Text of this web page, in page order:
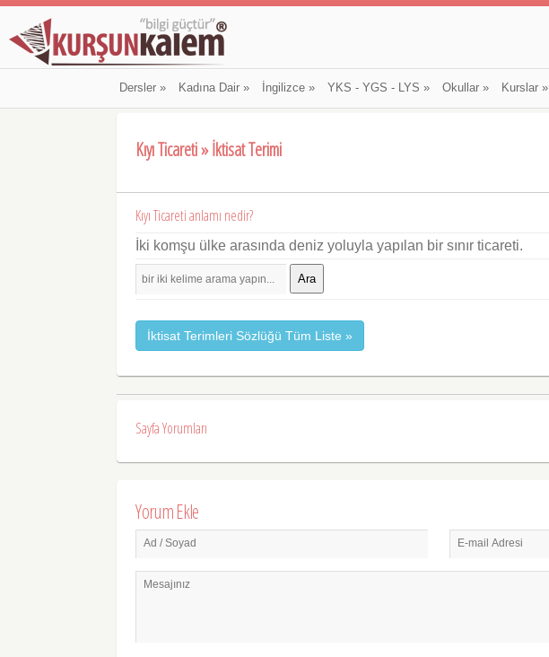
Dersler» Kadına Dair» İngilizce» YKS - YGS - LYS » Okullar» Kurslar»
Kıyı Ticareti » İktisat Terimi
Kıyı Ticareti anlamı nedir?
İki komşu ülke arasında deniz yoluyla yapılan bir sınır ticareti.
Ara
İktisat Terimleri Sözlüğü Tüm Liste »
Sayfa Yorumları
Yorum Ekle
Ad / Soyad E-mail Adresi
Mesajınız